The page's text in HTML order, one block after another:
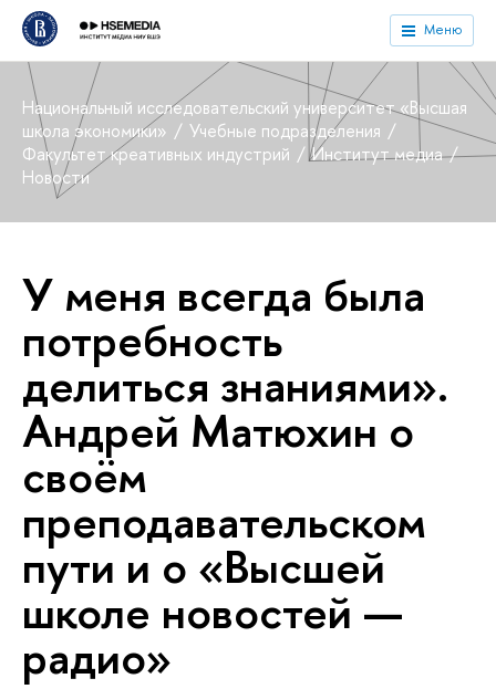
Меню
Национальный исследовательский университет «Высшая
школа экономики»
Учебные подразделения
Факультет креативных индустрий
Институт медиа
Новости
У меня всегда была
потребность
делиться знаниями».
Андрей Матюхин о
своём
преподавательском
пути и о «Высшей
школе новостей —
радио»